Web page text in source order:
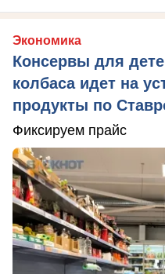
Экономика
Консервы для
колбаса идет на
продукты по
Фиксируем прайс